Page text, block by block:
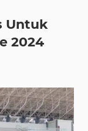
Untuk
2024